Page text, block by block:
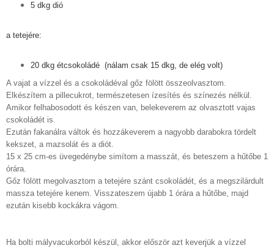
5 dkg dió
a tetejére:
20 dkg étcsokoládé (nálam csak 15 dkg, de elég volt)
A vajat a vízzel és a csokoládéval gőz fölött összeolvasztom.
Elkészítem a pillecukrot, természetesen ízesítés és színezés nélkül.
Amikor felhabosodott és készen van, belekeverem az olvasztott vajas
csokoládét is.
Ezután fakanálra váltok és hozzákeverem a nagyobb darabokra tördelt
kekszet, a mazsolát és a diót.
15 x 25 cm-es üvegedénybe simítom a masszát, és beteszem a hűtőbe 1
órára.
Gőz fölött megolvasztom a tetejére szánt csokoládét, és a megszilárdult
massza tetejére kenem. Visszateszem újabb 1 órára a hűtőbe, majd
ezután kisebb kockákra vágom.
Ha bolti mályvacukorból készül, akkor először azt keverjük a vízzel